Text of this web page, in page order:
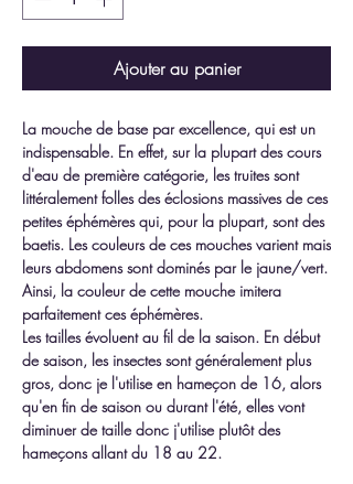
Ajouter au panier
La mouche de base par excellence, qui est un
indispensable. En effet, sur la plupart des cours
d'eau de première catégorie, les truites sont
littéralement folles des éclosions massives de ces
petites éphémères qui, pour la plupart, sont des
baetis. Les couleurs de ces mouches varient mais
leurs abdomens sont dominés par le jaune/vert.
Ainsi, la couleur de cette mouche imitera
parfaitement ces éphémères.
Les tailles évoluent au fil de la saison. En début
de saison, les insectes sont généralement plus
gros, donc je l'utilise en hameçon de 16, alors
qu'en fin de saison ou durant l'été, elles vont
diminuer de taille donc j'utilise plutôt des
hameçons allant du 18 au 22.